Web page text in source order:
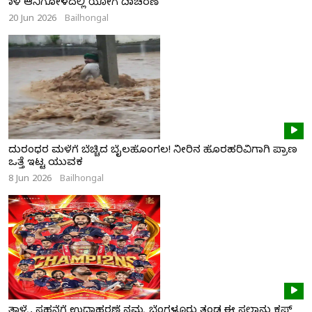
ನಾಳೆ ಆನಿಗೋಳದಲ್ಲಿ ಯೋಗ ದಿನಾಚರಣೆ
20 Jun 2026 Bailhongal
ದುರಂಧರ ಮಳೆಗೆ ಬೆಚ್ಚಿದ ಬೈಲಹೊಂಗಲ! ನೀರಿನ ಹೊರಹರಿವಿಗಾಗಿ ಪ್ರಾಣ
ಒತ್ತೆ ಇಟ್ಟ ಯುವಕ
8 Jun 2026 Bailhongal